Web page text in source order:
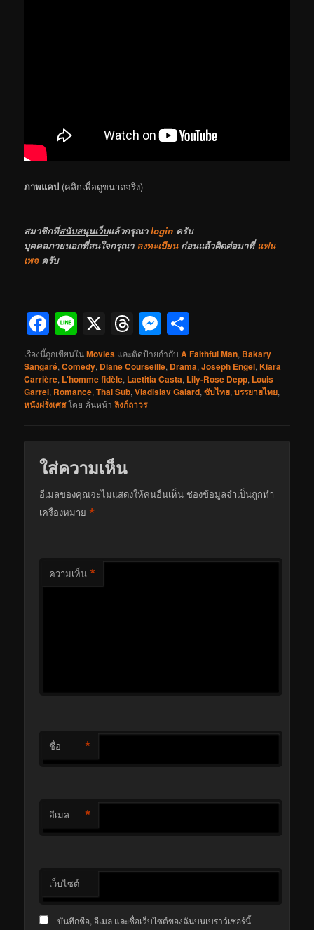
ภาพแคป (คลิกเพื่อดูขนาดจริง)
สมาชิกที่สนับสนุนเว็บแล้วกรุณาlogin ครับ
บุคคลภายนอกที่สนใจกรุณา ลงทะเบียนก่อนแล้วติดต่อมาที่แฟน
เพจครับ
Facebook
Line
X Threads
Messenger
เรื่องนี้ถูกเขียนในMovies และติดป้ายกำกับA Faithful Man, Bakary
Sangaré,Comedy, Diane Courseille, Drama,Joseph Engel,Kiara
Carrière, L'homme fidèle, Laetitia Casta, Lily-Rose Depp, Louis
Garrel, Romance,Thai Sub,Vladislav Galard,ซับไทย,บรรยายไทย,
หนังฝรั่งเศสโดย คั่นหน้าลิงก์ถาวร
ใส่ความเห็น
อีเมลของคุณจะไม่แสดงให้คนอื่นเห็น ช่องข้อมูลจำเป็นถูกทำ
เครื่องหมาย*
ความเห็น *
ชื่อ *
อีเมล *
เว็บไซต์
บันทึกชื่อ, อีเมล และชื่อเว็บไซต์ของฉันบนเบราว์เซอร์นี้